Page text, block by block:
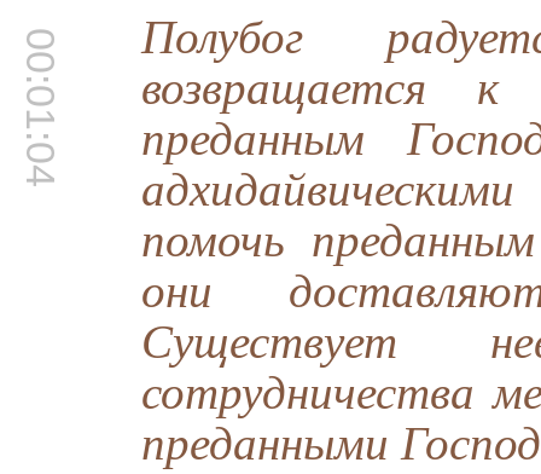
00:01:04 Полубог
возвращается
преданным
помочь
они
Существует
сотрудничества
преданными